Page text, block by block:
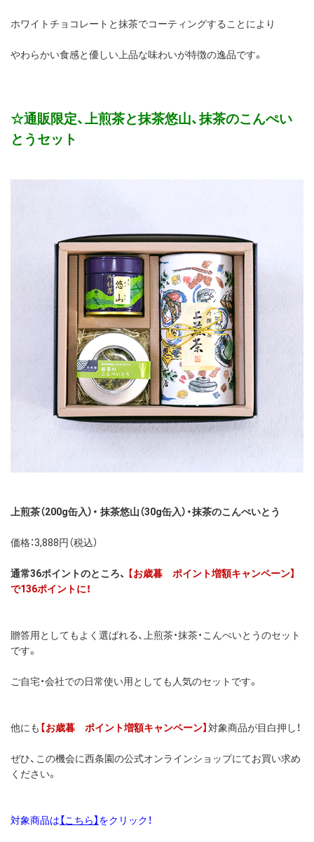
ホワイトチョコレートと抹茶でコーティングすることにより
やわらかい食感と優しい上品な味わいが特徴の逸品です。
☆通販限定、上煎茶と抹茶悠山、抹茶のこんぺい
とうセット
上煎茶（200g缶入）・ 抹茶悠山（30g缶入）・抹茶のこんぺいとう
価格：3,888円（税込）
通常36ポイントのところ、 【お歳暮 ポイント増額キャンペーン】
で136ポイントに！
贈答用としてもよく選ばれる、上煎茶・抹茶・こんぺいとうのセット
です。
ご自宅・会社での日常使い用としても人気のセットです。
他にも 【お歳暮 ポイント増額キャンペーン】対象商品が目白押し！
ぜひ、この機会に西条園の公式オンラインショップにてお買い求め
ください。
対象商品は【こちら】をクリック！